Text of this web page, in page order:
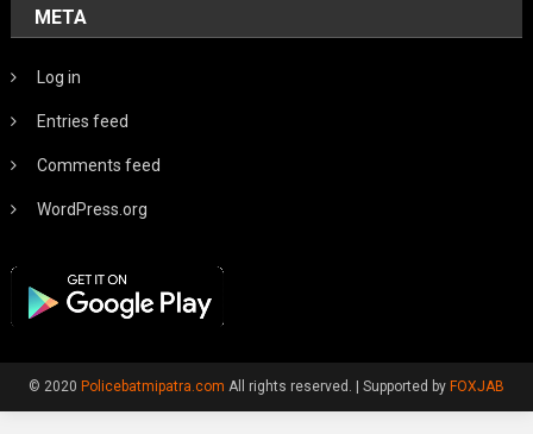
META
Log in
Entries feed
Comments feed
WordPress.org
© 2020 Policebatmipatra.com All rights reserved. | Supported by FOXJAB